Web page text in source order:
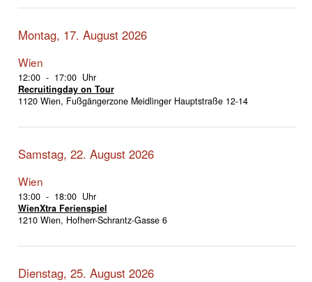
Montag, 17. August 2026
Wien
12:00 - 17:00 Uhr
Recruitingday on Tour
1120 Wien, Fußgängerzone Meidlinger Hauptstraße 12-14
Samstag, 22. August 2026
Wien
13:00 - 18:00 Uhr
WienXtra Ferienspiel
1210 Wien, Hofherr-Schrantz-Gasse 6
Dienstag, 25. August 2026